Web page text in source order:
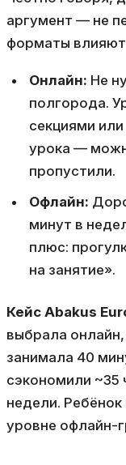
аргумент — не
форматы
Онлайн: Не
полгорода.
секциями
урока —
пропустили.
Офлайн:
минут в
плюс:
на занятие».
Кейс Abakus
выбрала
занимала 40
сэкономили ~35
недели.
уровне офлайн-